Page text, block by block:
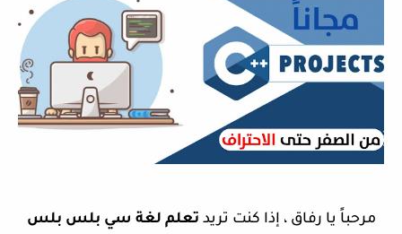
مرحباً يا رفاق ، إذا كنت تريد تعلم لغة سي بلس بلس